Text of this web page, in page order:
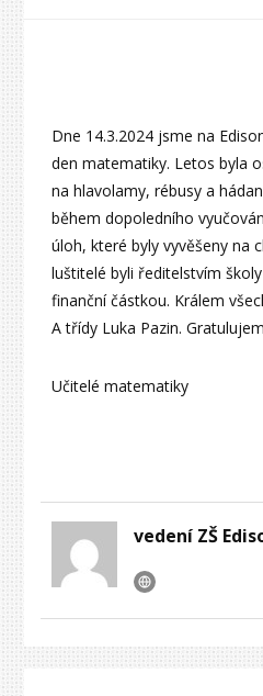
Dne 14.3.2024 jsme na
den matematiky. Letos byla
na hlavolamy, rébusy a
během dopoledního
úloh, které byly vyvěšeny na
luštitelé byli ředitelstvím
finanční částkou. Králem
A třídy Luka Pazin.
Učitelé matematiky
vedení ZŠ